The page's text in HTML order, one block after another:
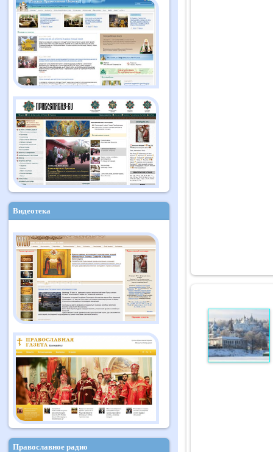
Видеотека
Православное радио